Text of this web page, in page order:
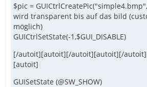
$pic =
wird transparent bis auf das bild
möglich)
GUICtrlSetState(-1,$GUI_DISABLE)
[/autoit][autoit][/autoit][autoit][/
[autoit]
GUISetState (@SW_SHOW)